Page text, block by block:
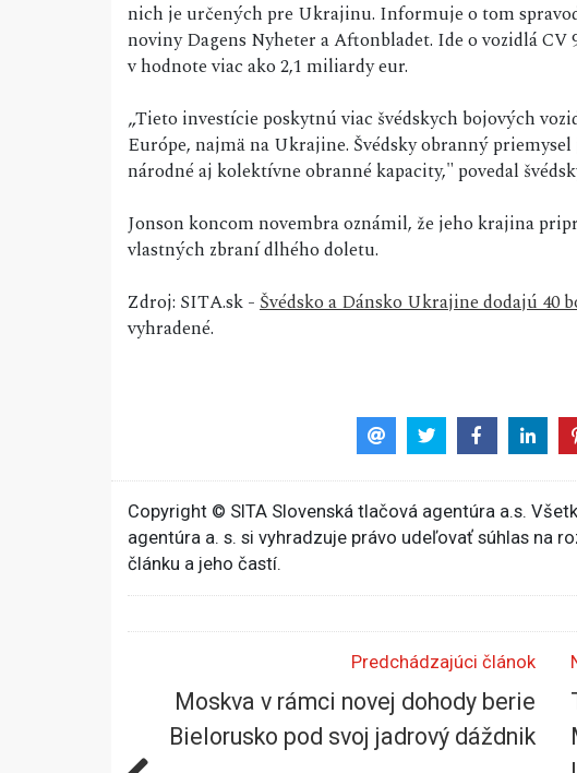
nich je určených pre Ukrajinu. Informuje o tom
noviny Dagens Nyheter a Aftonbladet. Ide o vozidlá
v hodnote viac ako 2,1 miliardy eur.
„Tieto investície poskytnú viac švédskych bojových
Európe, najmä na Ukrajine. Švédsky obranný
národné aj kolektívne obranné kapacity," povedal
Jonson koncom novembra oznámil, že jeho krajina
vlastných zbraní dlhého doletu.
Zdroj: SITA.sk -Švédsko a Dánsko Ukrajine dodajú 40
vyhradené.
Copyright © SITA Slovenská tlačová agentúra a.s.
agentúra a. s. si vyhradzuje právo udeľovať súhlas na
článku a jeho častí.
Predchádzajúci článok
Moskva v rámci novej dohody berie
Bielorusko pod svoj jadrový dáždnik